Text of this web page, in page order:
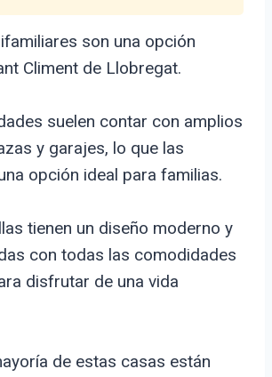
son una opción
Climent de Llobregat.
suelen contar con amplios
y garajes, lo que las
opción ideal para familias.
tienen un diseño moderno y
con todas las comodidades
disfrutar de una vida
de estas casas están